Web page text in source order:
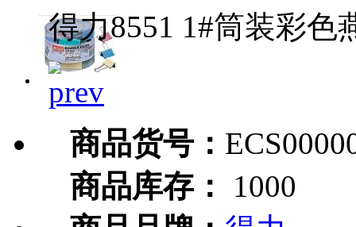
得力8551 1#筒装彩色
商品货号：
商品库存：
1000